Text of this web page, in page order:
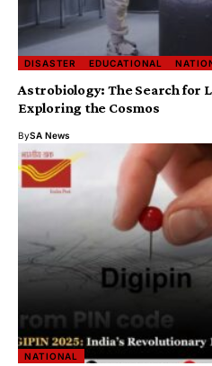
DISASTER EDUCATIONAL
Astrobiology: The Search for
Exploring the Cosmos
BySA News
NATIONAL